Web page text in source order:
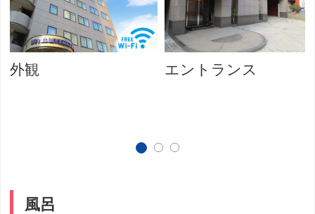
外観 エントランス
風呂